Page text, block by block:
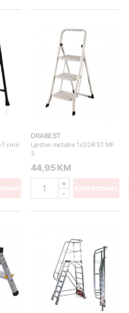
T crne
DRABEST
Ljestve metalne 1x3 DR ST MF
3
44,95 KM
1
+
-
RASPRODANO